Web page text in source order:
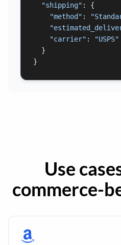
"shipping" : {
"method" :
"carrier" :
"USPS"
  }
}
Use
commerce-